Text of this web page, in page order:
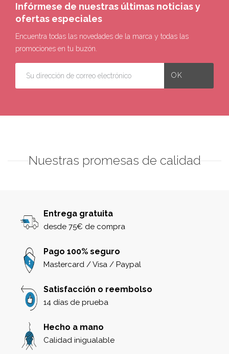
Infórmese de nuestras últimas noticias y
ofertas especiales
Encuentra todas las novedades de la marca y todas las
promociones en tu buzón.
Nuestras promesas de calidad
Entrega gratuita
desde 75€ de compra
Pago 100% seguro
Mastercard / Visa / Paypal
Satisfacción o reembolso
14 días de prueba
Hecho a mano
Calidad inigualable